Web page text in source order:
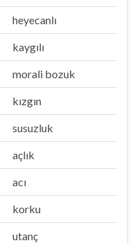
heyecanlı
kaygılı
morali bozuk
kızgın
susuzluk
açlık
acı
korku
utanç